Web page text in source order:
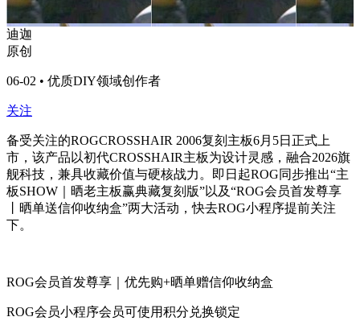
迪迦
原创
06-02 • 优质DIY领域创作者
关注
备受关注的ROGCROSSHAIR 2006复刻主板6月5日正式上
市，该产品以初代CROSSHAIR主板为设计灵感，融合2026旗
舰科技，兼具收藏价值与硬核战力。即日起ROG同步推出“主
板SHOW｜晒老主板赢典藏复刻版”以及“ROG会员首发尊享
丨晒单送信仰收纳盒”两大活动，快去ROG小程序提前关注
下。
ROG会员首发尊享｜优先购+晒单赠信仰收纳盒
ROG会员小程序会员可使用积分兑换锁定